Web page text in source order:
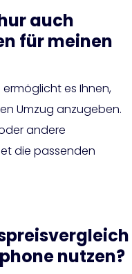
auch
für meinen
es Ihnen,
Umzug anzugeben.
andere
die passenden
nutzen?